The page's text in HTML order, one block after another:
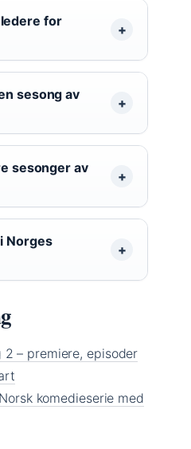
for
sesong av
sesonger av
Norges
2 – premiere, episoder
komedieserie med